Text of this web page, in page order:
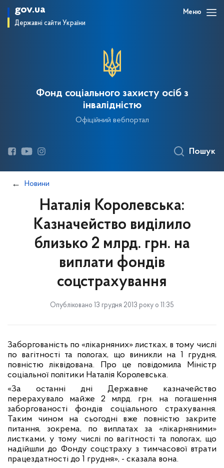
gov.ua
Державні сайти України
Меню
Фонд соціального захисту осіб з
інвалідністю
Офіційний вебпортал
Пошук
Новини
Наталія Королевська:
Казначейство виділило
близько 2 млрд. грн. на
виплати фондів
соцстрахування
Опубліковано 13 грудня 2013 року о 11:35
Заборгованість по «лікарняних» листках, в тому числі
по вагітності та пологах, що виникли на 1 грудня,
повністю ліквідована. Про це повідомила Міністр
соціальної політики Наталія Королевська.
«За останні дні Державне казначейство
перерахувало майже 2 млрд. грн. на погашення
заборгованості фондів соціального страхування.
Таким чином на сьогодні вже повністю закрите
питання, зокрема, по виплатах за «лікарняними»
листками, у тому числі по вагітності та пологах, що
надійшли до Фонду соцстраху з тимчасової втрати
працездатності до 1 грудня», - сказала вона.